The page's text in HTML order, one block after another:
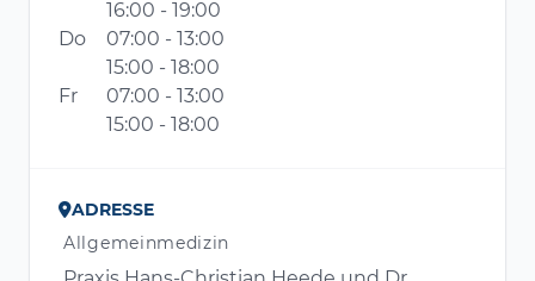
16:00 - 19:00
Do
07:00 - 13:00
15:00 - 18:00
Fr
07:00 - 13:00
15:00 - 18:00
ADRESSE
Allgemeinmedizin